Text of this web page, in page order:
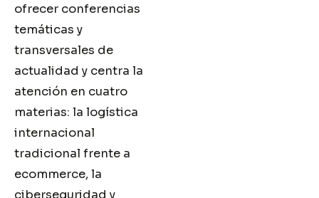
ofrecer conferencias
temáticas y
transversales de
actualidad y centra la
atención en cuatro
materias: la logística
internacional
tradicional frente a
ecommerce, la
ciberseguridad y